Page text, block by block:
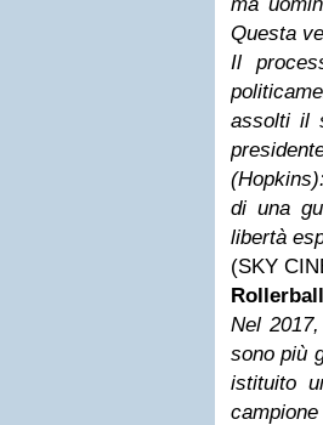
Questa
Il
assolti il
di una
libertà
(SKY
Rollerball
Nel
sono più
istituito